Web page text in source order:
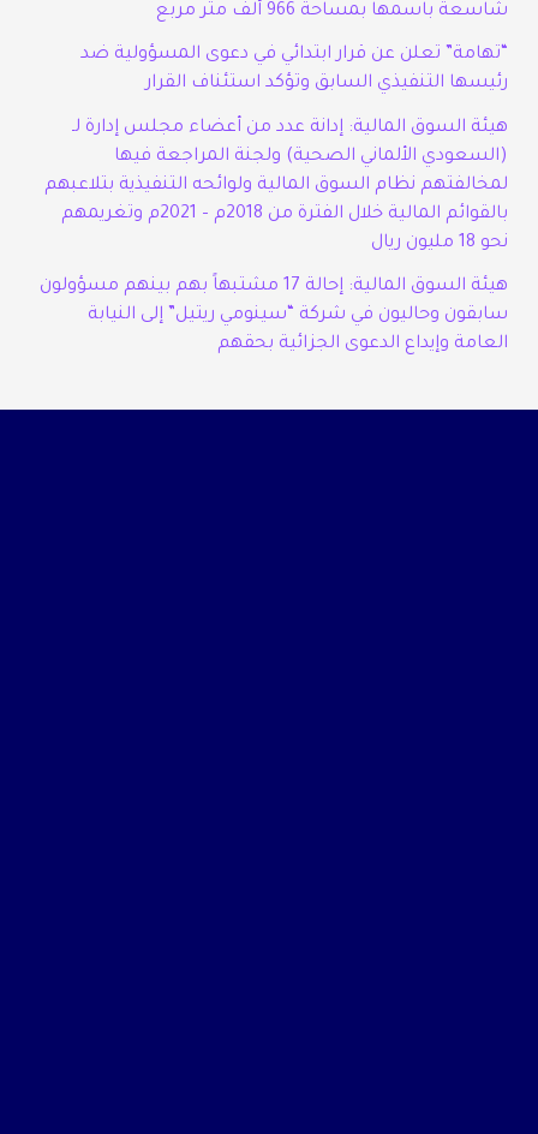
شاسعة باسمها بمساحة 966 ألف متر مربع
“تهامة” تعلن عن قرار ابتدائي في دعوى المسؤولية ضد
رئيسها التنفيذي السابق وتؤكد استئناف القرار
هيئة السوق المالية: إدانة عدد من أعضاء مجلس إدارة لـ
(السعودي الألماني الصحية) ولجنة المراجعة فيها
لمخالفتهم نظام السوق المالية ولوائحه التنفيذية بتلاعبهم
بالقوائم المالية خلال الفترة من 2018م – 2021م وتغريمهم
نحو 18 مليون ريال
هيئة السوق المالية: إحالة 17 مشتبهاً بهم بينهم مسؤولون
سابقون وحاليون في شركة “سينومي ريتيل” إلى النيابة
العامة وإيداع الدعوى الجزائية بحقهم